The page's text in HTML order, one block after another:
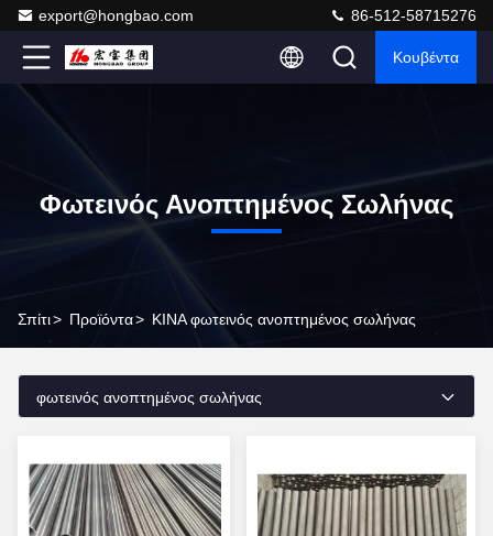
export@hongbao.com 86-512-58715276
Κουβέντα
Φωτεινός Ανοπτημένος Σωλήνας
Σπίτι> Προϊόντα> ΚΙΝΑ φωτεινός ανοπτημένος σωλήνας
φωτεινός ανοπτημένος σωλήνας